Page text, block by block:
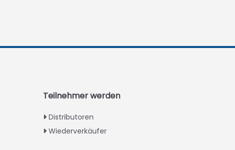
Teilnehmer werden
Distributoren
Wiederverkäufer
Indonesian
Urdu